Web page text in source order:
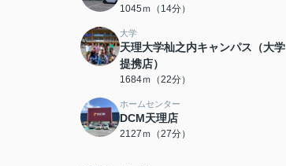
1045ｍ（14分）
大学
天理大学杣之内キャンパス（大学
提携店）
1684ｍ（22分）
ホームセンター
DCM天理店
2127ｍ（27分）